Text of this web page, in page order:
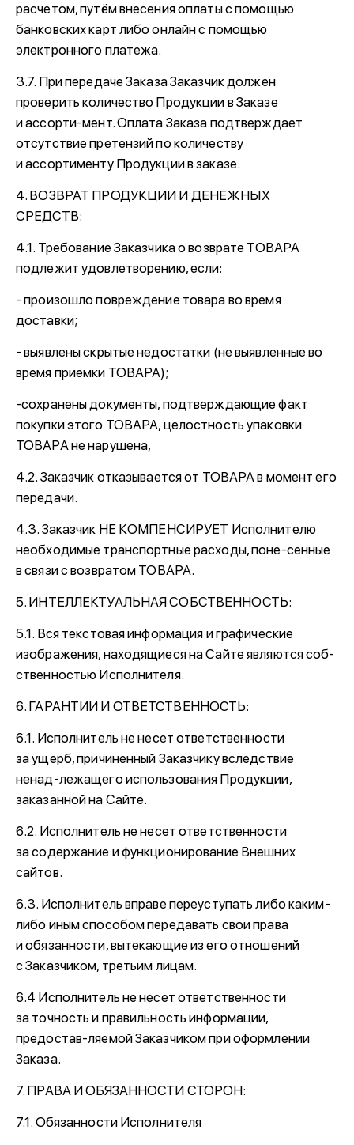
расчетом, путём внесения оплаты с помощью
банковских карт либо онлайн с помощью
электронного платежа.
3.7. При передаче Заказа Заказчик должен
проверить количество Продукции в Заказе
и ассорти-мент. Оплата Заказа подтверждает
отсутствие претензий по количеству
и ассортименту Продукции в заказе.
4. ВОЗВРАТ ПРОДУКЦИИ И ДЕНЕЖНЫХ
СРЕДСТВ:
4.1. Требование Заказчика о возврате ТОВАРА
подлежит удовлетворению, если:
- произошло повреждение товара во время
доставки;
- выявлены скрытые недостатки (не выявленные во
время приемки ТОВАРА);
-сохранены документы, подтверждающие факт
покупки этого ТОВАРА, целостность упаковки
ТОВАРА не нарушена,
4.2. Заказчик отказывается от ТОВАРА в момент его
передачи.
4.3. Заказчик НЕ КОМПЕНСИРУЕТ Исполнителю
необходимые транспортные расходы, поне-сенные
в связи с возвратом ТОВАРА.
5. ИНТЕЛЛЕКТУАЛЬНАЯ СОБСТВЕННОСТЬ:
5.1. Вся текстовая информация и графические
изображения, находящиеся на Сайте являются соб-
ственностью Исполнителя.
6. ГАРАНТИИ И ОТВЕТСТВЕННОСТЬ:
6.1. Исполнитель не несет ответственности
за ущерб, причиненный Заказчику вследствие
ненад-лежащего использования Продукции,
заказанной на Сайте.
6.2. Исполнитель не несет ответственности
за содержание и функционирование Внешних
сайтов.
6.3. Исполнитель вправе переуступать либо каким-
либо иным способом передавать свои права
и обязанности, вытекающие из его отношений
с Заказчиком, третьим лицам.
6.4 Исполнитель не несет ответственности
за точность и правильность информации,
предостав-ляемой Заказчиком при оформлении
Заказа.
7. ПРАВА И ОБЯЗАННОСТИ СТОРОН:
7.1. Обязанности Исполнителя